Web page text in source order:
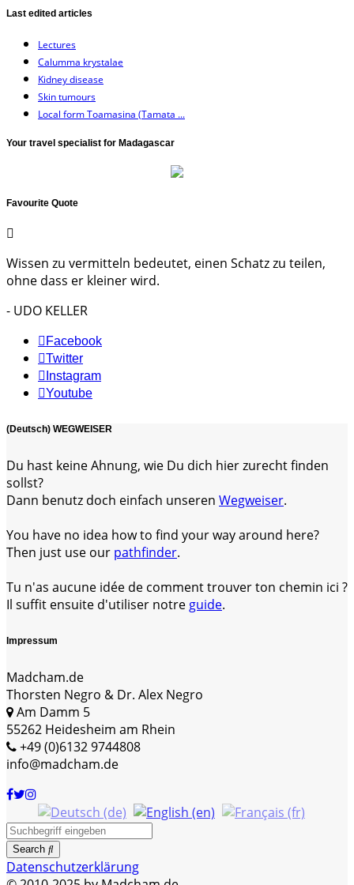
Last edited articles
Lectures
Calumma krystalae
Kidney disease
Skin tumours
Local form Toamasina (Tamata ...
Your travel specialist for Madagascar
Favourite Quote
Wissen zu vermitteln bedeutet, einen Schatz zu teilen,
ohne dass er kleiner wird.
- UDO KELLER
Facebook
Twitter
Instagram
Youtube
(Deutsch) WEGWEISER
Du hast keine Ahnung, wie Du dich hier zurecht finden
sollst?
Dann benutz doch einfach unseren Wegweiser.
You have no idea how to find your way around here?
Then just use our pathfinder.
Tu n'as aucune idée de comment trouver ton chemin ici ?
Il suffit ensuite d'utiliser notre guide.
Impressum
Madcham.de
Thorsten Negro & Dr. Alex Negro
Am Damm 5
55262 Heidesheim am Rhein
+49 (0)6132 9744808
info@madcham.de
Search
Datenschutzerklärung